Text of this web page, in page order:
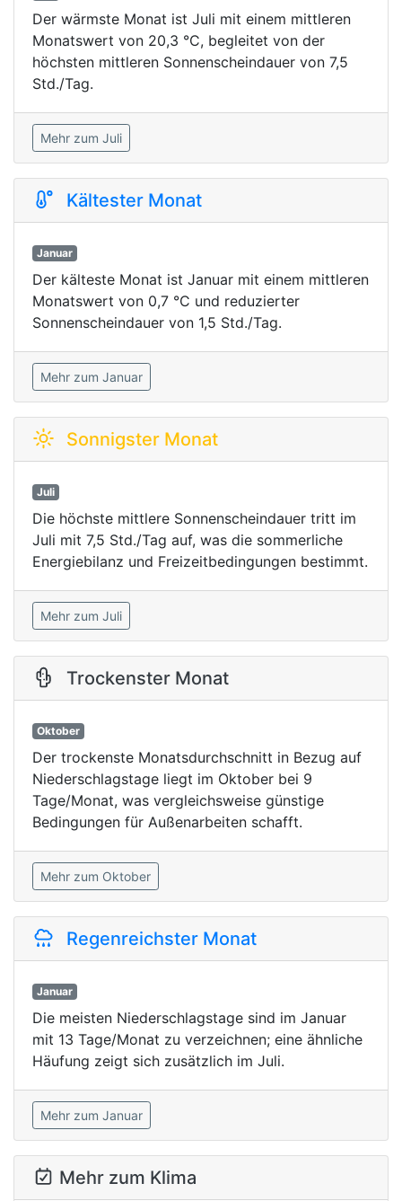
Der wärmste Monat ist Juli mit einem mittleren
Monatswert von 20,3 °C, begleitet von der
höchsten mittleren Sonnenscheindauer von 7,5
Std./Tag.
Mehr zum Juli
Kältester Monat
Januar
Der kälteste Monat ist Januar mit einem mittleren
Monatswert von 0,7 °C und reduzierter
Sonnenscheindauer von 1,5 Std./Tag.
Mehr zum Januar
Sonnigster Monat
Juli
Die höchste mittlere Sonnenscheindauer tritt im
Juli mit 7,5 Std./Tag auf, was die sommerliche
Energiebilanz und Freizeitbedingungen bestimmt.
Mehr zum Juli
Trockenster Monat
Oktober
Der trockenste Monatsdurchschnitt in Bezug auf
Niederschlagstage liegt im Oktober bei 9
Tage/Monat, was vergleichsweise günstige
Bedingungen für Außenarbeiten schafft.
Mehr zum Oktober
Regenreichster Monat
Januar
Die meisten Niederschlagstage sind im Januar
mit 13 Tage/Monat zu verzeichnen; eine ähnliche
Häufung zeigt sich zusätzlich im Juli.
Mehr zum Januar
Mehr zum Klima